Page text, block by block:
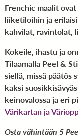
Frenchic maalit
liiketiloihin ja
kahvilat, ravintolat,
Kokeile, ihastu ja
Tilaamalla Peel &
siellä, missä päätös
kaksi
keinovalossa ja eri
Värikartan ja
Osta vähintään 5